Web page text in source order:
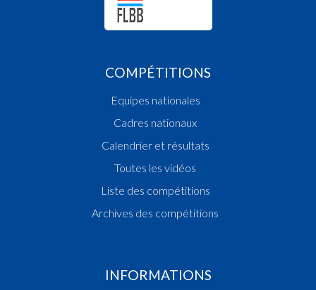
COMPÉTITIONS
Equipes nationales
Cadres nationaux
Calendrier et résultats
Toutes les vidéos
Liste des compétitions
Archives des compétitions
INFORMATIONS